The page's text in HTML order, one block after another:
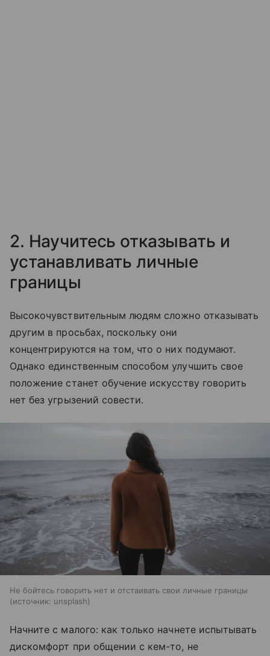
2. Научитесь отказывать и
устанавливать личные
границы
Высокочувствительным людям сложно отказывать
другим в просьбах, поскольку они
концентрируются на том, что о них подумают.
Однако единственным способом улучшить свое
положение станет обучение искусству говорить
нет без угрызений совести.
Не бойтесь говорить нет и отстаивать свои личные границы
источник: unsplash
Начните с малого: как только начнете испытывать
дискомфорт при общении с кем-то, не